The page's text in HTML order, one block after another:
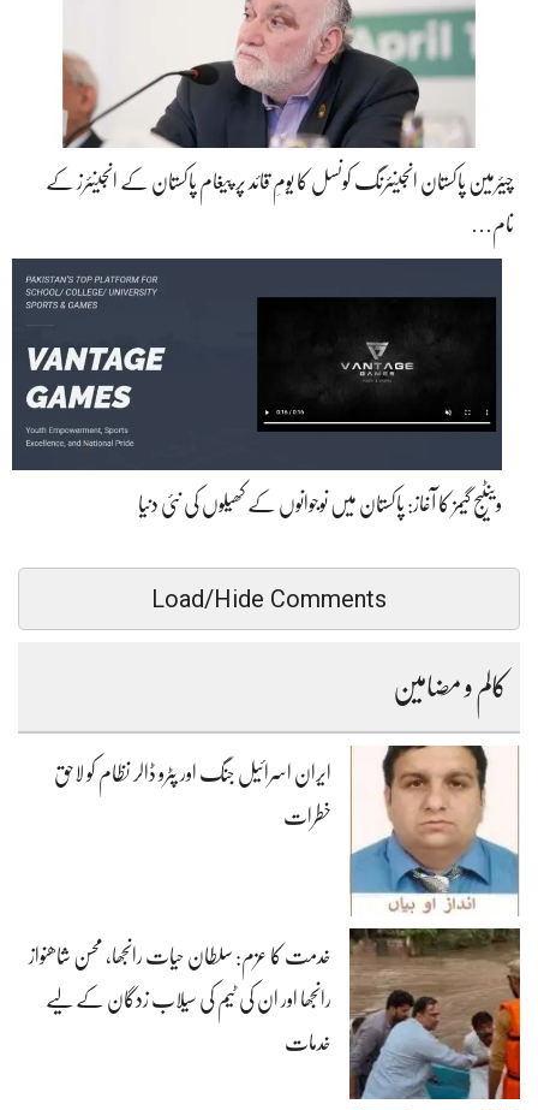
چیئرمین پاکستان انجینئرنگ کونسل کا یومِ قائد پر پیغام پاکستان کے انجینئرز کے
نام…
وینٹیج گیمز کا آغاز: پاکستان میں نوجوانوں کے کھیلوں کی نئی دنیا
Load/Hide Comments
کالم و مضامین
ایران اسرائیل جنگ اور پٹرو ڈالر نظام کو لاحق
خطرات
خدمت کا عزم: سلطان حیات رانجھا، محسن شاھنواز
رانجھا اور ان کی ٹیم کی سیلاب زدگان کے لیے
خدمات